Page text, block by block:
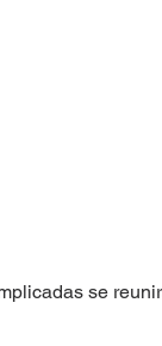
se